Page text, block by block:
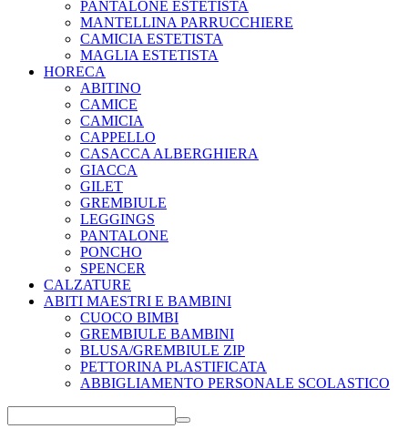
PANTALONE ESTETISTA
MANTELLINA PARRUCCHIERE
CAMICIA ESTETISTA
MAGLIA ESTETISTA
HORECA
ABITINO
CAMICE
CAMICIA
CAPPELLO
CASACCA ALBERGHIERA
GIACCA
GILET
GREMBIULE
LEGGINGS
PANTALONE
PONCHO
SPENCER
CALZATURE
ABITI MAESTRI E BAMBINI
CUOCO BIMBI
GREMBIULE BAMBINI
BLUSA/GREMBIULE ZIP
PETTORINA PLASTIFICATA
ABBIGLIAMENTO PERSONALE SCOLASTICO